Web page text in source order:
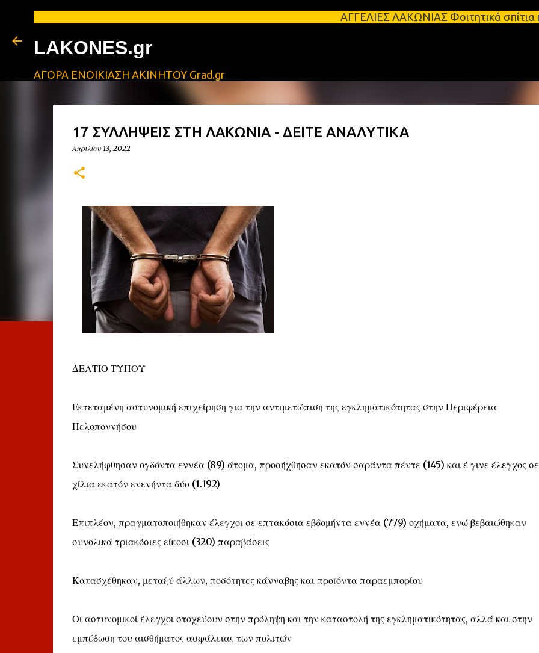
Μετάβαση στο κύριο περιεχόμενο
ΑΓΓΕΛΙΕΣ ΛΑΚΩΝΙΑΣ Φοιτητικά σπίτια προς
LAKONES.gr
ΑΓΟΡΑ ΕΝΟΙΚΙΑΣΗ ΑΚΙΝΗΤΟΥ Grad.gr
17 ΣΥΛΛΗΨΕΙΣ ΣΤΗ ΛΑΚΩΝΙΑ - ΔΕΙΤΕ ΑΝΑΛΥΤΙΚΑ
Απριλίου 13, 2022
ΔΕΛΤΙΟ ΤΥΠΟΥ
Εκτεταμένη αστυνομική επιχείρηση για την αντιμετώπιση της εγκληματικότητας στην Περιφέρεια
Πελοποννήσου
Συνελήφθησαν ογδόντα εννέα (89) άτομα, προσήχθησαν εκατόν σαράντα πέντε (145) και έ γινε έλεγχος σε
χίλια εκατόν ενενήντα δύο (1.192)
Επιπλέον, πραγματοποιήθηκαν έλεγχοι σε επτακόσια εβδομήντα εννέα (779) οχήματα, ενώ βεβαιώθηκαν
συνολικά τριακόσιες είκοσι (320) παραβάσεις
Κατασχέθηκαν, μεταξύ άλλων, ποσότητες κάνναβης και προϊόντα παραεμπορίου
Οι αστυνομικοί έλεγχοι στοχεύουν στην πρόληψη και την καταστολή της εγκληματικότητας, αλλά και στην
εμπέδωση του αισθήματος ασφάλειας των πολιτών